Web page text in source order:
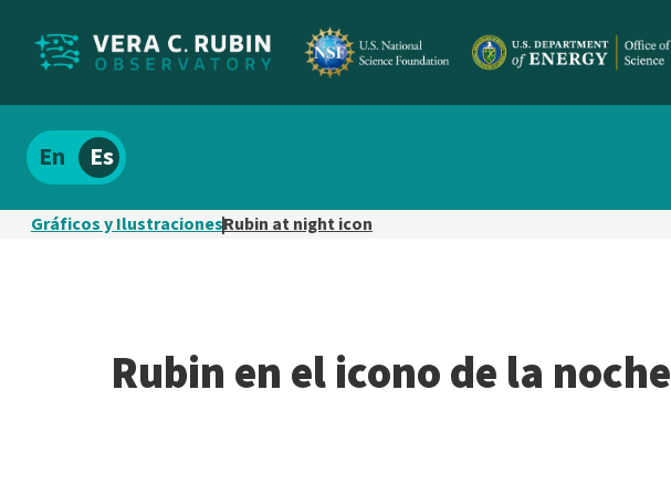
Localizar
el
contenido
Español
Gráficos y IlustracionesRubin at night icon
Rubin en el icono de la noche